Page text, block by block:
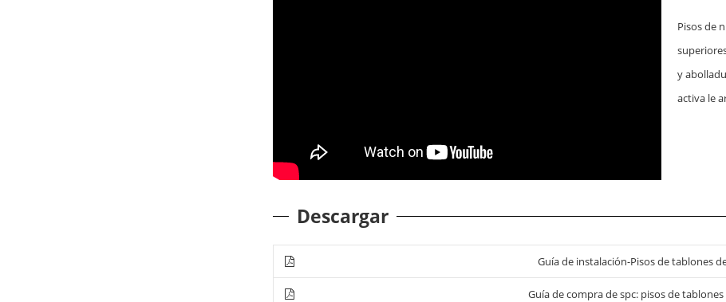
Pisos de
y
activa le
Descargar
Guía de instalación-Pisos de tablones
Guía de compra de spc: pisos de